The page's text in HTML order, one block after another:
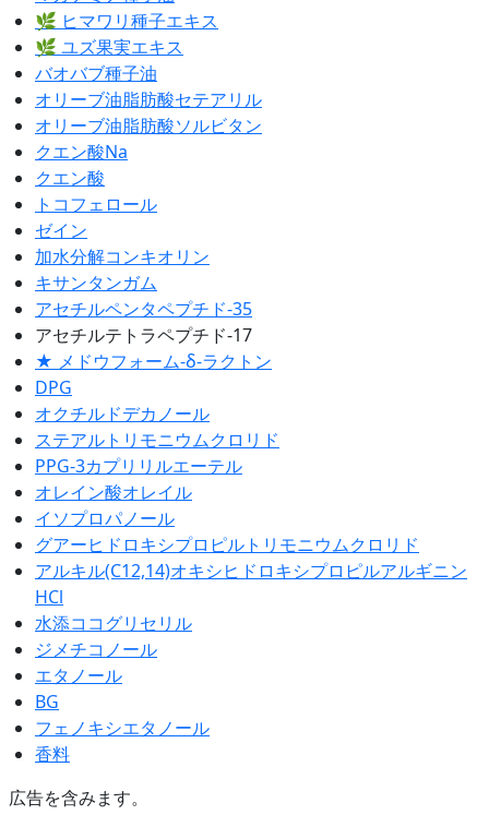
🌿 ヒマワリ種子エキス
🌿 ユズ果実エキス
バオバブ種子油
オリーブ油脂肪酸セテアリル
オリーブ油脂肪酸ソルビタン
クエン酸Na
クエン酸
トコフェロール
ゼイン
加水分解コンキオリン
キサンタンガム
アセチルペンタペプチド-35
アセチルテトラペプチド-17
★ メドウフォーム-δ-ラクトン
DPG
オクチルドデカノール
ステアルトリモニウムクロリド
PPG-3カプリリルエーテル
オレイン酸オレイル
イソプロパノール
グアーヒドロキシプロピルトリモニウムクロリド
アルキル(C12,14)オキシヒドロキシプロピルアルギニン
HCl
水添ココグリセリル
ジメチコノール
エタノール
BG
フェノキシエタノール
香料
広告を含みます。